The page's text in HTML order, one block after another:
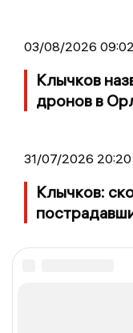
03/08/2026 09:02
Клычков
дронов в
31/07/2026 20:20
Клычков: